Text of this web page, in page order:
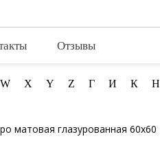
Отзывы
W X Y Z Г И К Н
матовая глазурованная 60x60